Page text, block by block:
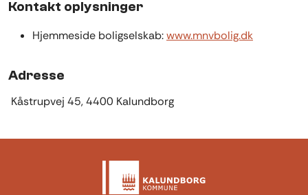
Kontakt oplysninger
Hjemmeside boligselskab:www.mnvbolig.dk
Adresse
Kåstrupvej 45, 4400 Kalundborg